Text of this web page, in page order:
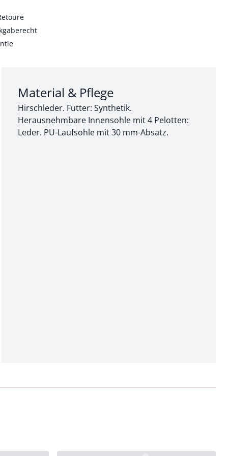
Abschnitt 3 von 3:
Material & Pflege
Hirschleder. Futter: Synthetik.
Herausnehmbare Innensohle mit 4 Pelotten:
Leder. PU-Laufsohle mit 30 mm-Absatz.